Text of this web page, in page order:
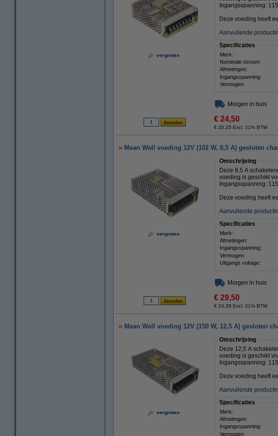
vergroten
Ingangsspanning:
Deze voeding heeft
Aanvullende
Specificaties
Merk:
Nominale stroom:
Afmetingen:
Ingangsspanning:
Vermogen:
Morgen in huis
€ 24,50
€ 20,25 Excl. 21% BTW
Mean Well voeding 12V (102 W, 8,5 A) gesloten
vergroten
Omschrijving
Deze 8,5 A
voeding is geschikt
Ingangsspanning:
Deze voeding heeft
Aanvullende
Specificaties
Merk:
Afmetingen:
Ingangsspanning:
Vermogen:
Uitgangs voltage:
Morgen in huis
€ 29,50
€ 24,38 Excl. 21% BTW
Mean Well voeding 12V (150 W, 12,5 A) gesloten
vergroten
Omschrijving
Deze 12,5 A
voeding is geschikt
Ingangsspanning:
Deze voeding heeft
Aanvullende
Specificaties
Merk:
Afmetingen:
Ingangsspanning:
Vermogen: